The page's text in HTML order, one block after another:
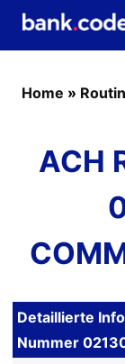
Home »
ACH
Detaillierte
Nummer